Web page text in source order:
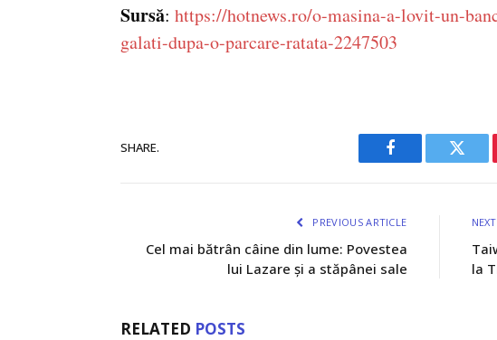
Sursă: https://hotnews.ro/o-masina-a-lovit-un-
galati-dupa-o-parcare-ratata-2247503
SHARE.
Facebook
PREVIOUS ARTICLE
Cel mai bătrân câine din lume: Povestea
lui Lazare și a stăpânei sale
la
RELATED POSTS